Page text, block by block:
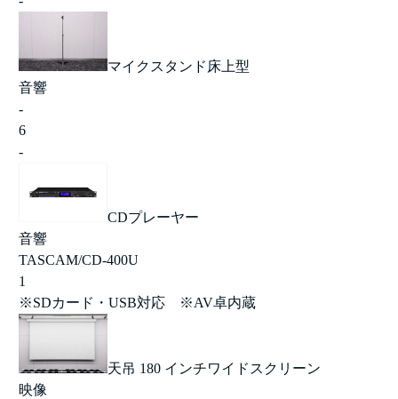
マイクスタンド床上型
音響
-
6
-
CDプレーヤー
音響
TASCAM/CD-400U
1
※SDカード・USB対応 ※AV卓内蔵
天吊 180 インチワイドスクリーン
映像